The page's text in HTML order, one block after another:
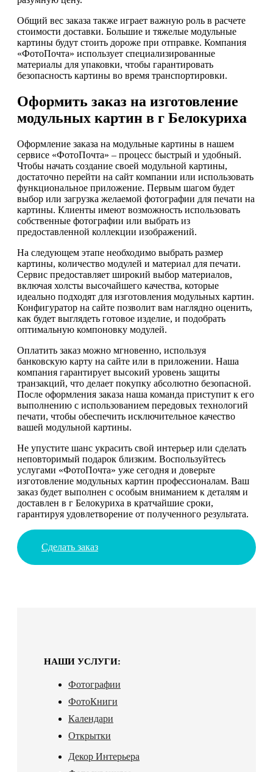
Общий вес заказа также играет важную роль в расчете
стоимости доставки. Большие и тяжелые модульные
картины будут стоить дороже при отправке. Компания
«ФотоПочта» использует специализированные
материалы для упаковки, чтобы гарантировать
безопасность картины во время транспортировки.
Оформить заказ на изготовление
модульных картин в г Белокуриха
Оформление заказа на модульные картины в нашем
сервисе «ФотоПочта» – процесс быстрый и удобный.
Чтобы начать создание своей модульной картины,
достаточно перейти на сайт компании или использовать
функциональное приложение. Первым шагом будет
выбор или загрузка желаемой фотографии для печати на
картины. Клиенты имеют возможность использовать
собственные фотографии или выбрать из
предоставленной коллекции изображений.
На следующем этапе необходимо выбрать размер
картины, количество модулей и материал для печати.
Сервис предоставляет широкий выбор материалов,
включая холсты высочайшего качества, которые
идеально подходят для изготовления модульных картин.
Конфигуратор на сайте позволит вам наглядно оценить,
как будет выглядеть готовое изделие, и подобрать
оптимальную компоновку модулей.
Оплатить заказ можно мгновенно, используя
банковскую карту на сайте или в приложении. Наша
компания гарантирует высокий уровень защиты
транзакций, что делает покупку абсолютно безопасной.
После оформления заказа наша команда приступит к его
выполнению с использованием передовых технологий
печати, чтобы обеспечить исключительное качество
вашей модульной картины.
Не упустите шанс украсить свой интерьер или сделать
неповторимый подарок близким. Воспользуйтесь
услугами «ФотоПочта» уже сегодня и доверьте
изготовление модульных картин профессионалам. Ваш
заказ будет выполнен с особым вниманием к деталям и
доставлен в г Белокуриха в кратчайшие сроки,
гарантируя удовлетворение от полученного результата.
Сделать заказ
НАШИ УСЛУГИ:
Фотографии
ФотоКниги
Календари
Открытки
Декор Интерьера